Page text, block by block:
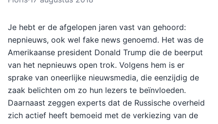
Je hebt er de afgelopen jaren vast van gehoord:
nepnieuws, ook wel fake news genoemd. Het was de
Amerikaanse president Donald Trump die de beerput
van het nepnieuws open trok. Volgens hem is er
sprake van oneerlijke nieuwsmedia, die eenzijdig de
zaak belichten om zo hun lezers te beïnvloeden.
Daarnaast zeggen experts dat de Russische overheid
zich actief heeft bemoeid met de verkiezing van de